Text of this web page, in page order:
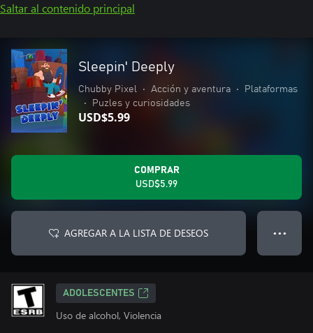
Saltar al contenido principal
Sleepin' Deeply
Chubby Pixel • Acción y aventura •
Plataformas
•
Puzles y curiosidades
USD$5.99
COMPRAR
USD$5.99
AGREGAR A LA LISTA DE DESEOS ● ● ●
ADOLESCENTES
Uso de alcohol, Violencia